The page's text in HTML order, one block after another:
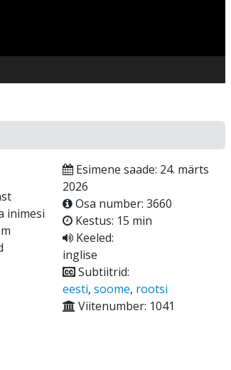
inimesi
Esimene saade: 24. märts
2026
Osa number: 3660
Kestus: 15 min
Keeled:
inglise
Subtiitrid:
eesti, soome, rootsi
Viitenumber: 1041